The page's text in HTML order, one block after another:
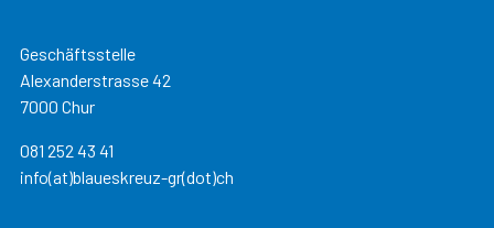
Geschäftsstelle
Alexanderstrasse 42
7000 Chur
081 252 43 41
info(at)blaueskreuz-gr(dot)ch